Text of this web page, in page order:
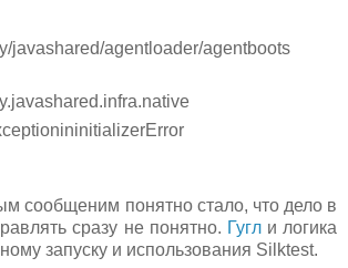
javashared/agentloader/agentboots
сообщеним понятно стало, что дело в
сразу не понятно. Гугли логика
запуску и использования Silktest.